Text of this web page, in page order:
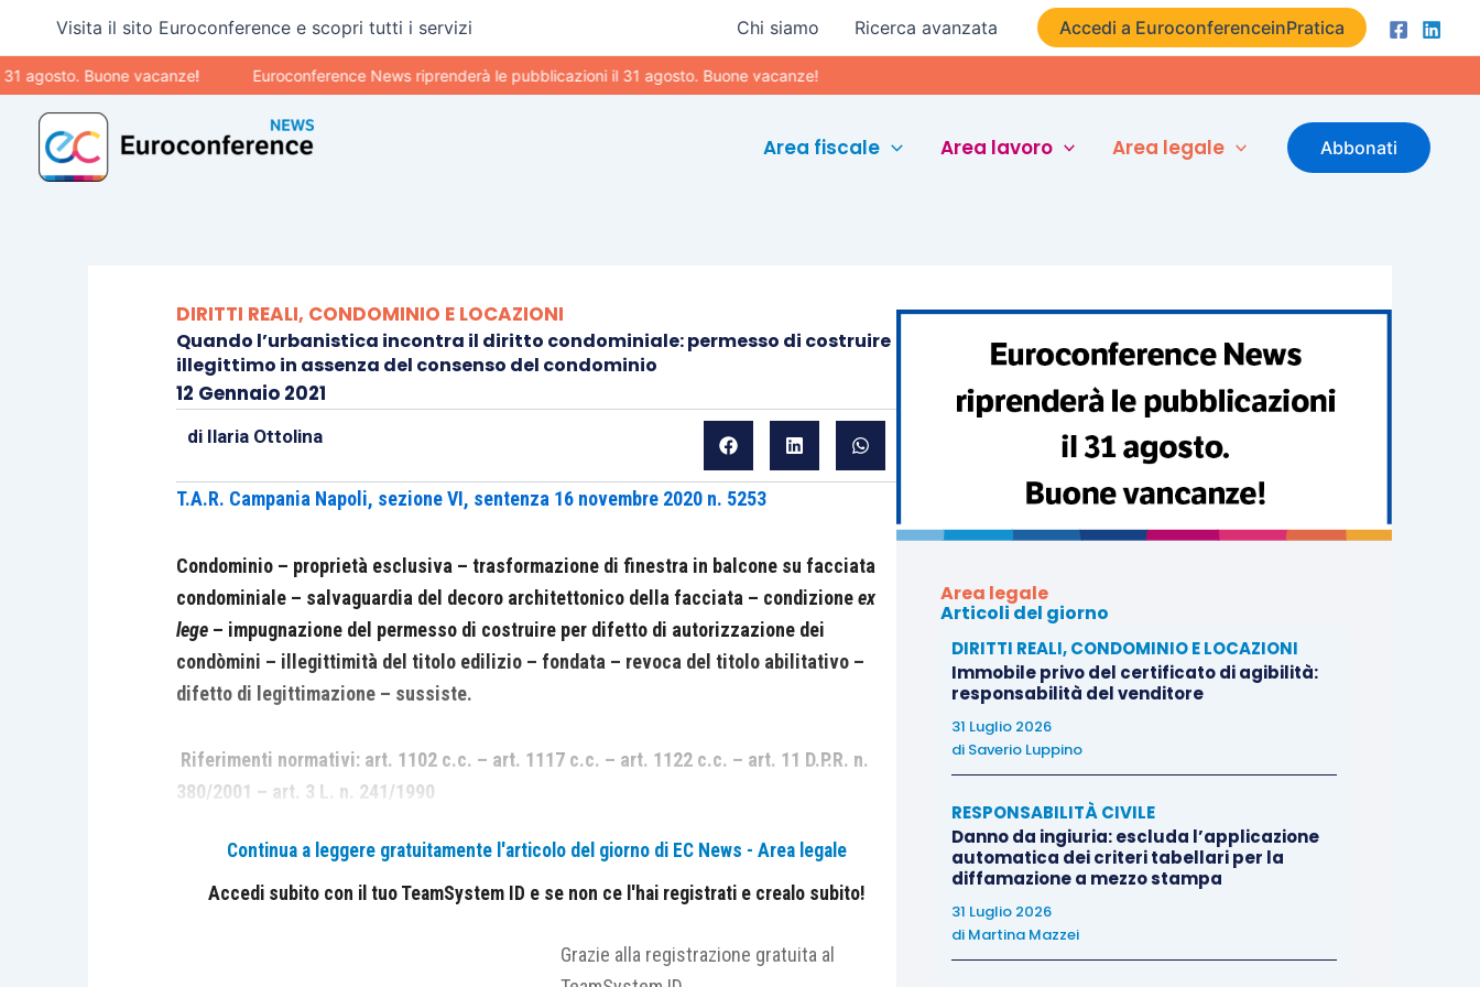
contenuto
Visita il sito Euroconference e scopri tutti i servizi Chi siamo Ricerca avanzata Accedi a EuroconferenceinPratica
Buone vacanze! Euroconference News riprenderà le pubblicazioni il 31 agosto. Buone vacanze!
Area fiscale Area lavoro Area legale Abbonati
DIRITTI REALI, CONDOMINIO E LOCAZIONI
Quando l’urbanistica incontra il diritto condominiale: permesso di costruire
illegittimo in assenza del consenso del condominio
12 Gennaio 2021
di Ilaria Ottolina
T.A.R. Campania Napoli, sezione VI, sentenza 16 novembre 2020 n. 5253
Condominio – proprietà esclusiva – trasformazione di finestra in balcone su facciata
condominiale – salvaguardia del decoro architettonico della facciata – condizioneex
lege – impugnazione del permesso di costruire per difetto di autorizzazione dei
condòmini – illegittimità del titolo edilizio – fondata – revoca del titolo abilitativo –
difetto di legittimazione – sussiste.
Riferimenti normativi: art. 1102 c.c. – art. 1117 c.c. – art. 1122 c.c. – art. 11 D.P.R. n.
380/2001 – art. 3 L. n. 241/1990
“… il “decoro architettonico” delle facciate costituisce bene comune dell’edificio e pertanto
lavoro che su di esso sensibilmente incide necessita dell’assenso dell’assemblea dei
Continua a leggere gratuitamente l'articolo del giorno di EC News - Area legale
Accedi subito con il tuo TeamSystem ID e se non ce l'hai registrati e crealo subito!
Grazie alla registrazione gratuita al
Area legale
Articoli del giorno
DIRITTI REALI, CONDOMINIO E LOCAZIONI
Immobile privo del certificato di agibilità:
responsabilità del venditore
31 Luglio 2026
di Saverio Luppino
RESPONSABILITÀ CIVILE
Danno da ingiuria: escluda l’applicazione
automatica dei criteri tabellari per la
diffamazione a mezzo stampa
31 Luglio 2026
di Martina Mazzei